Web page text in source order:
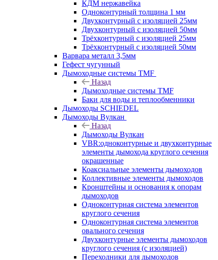
КДМ нержавейка
Одноконтурный толщина 1 мм
Двухконтурный с изоляцией 25мм
Двухконтурный с изоляцией 50мм
Трёхконтурный с изоляцией 25мм
Трёхконтурный с изоляцией 50мм
Варвара металл 3,5мм
Гефест чугунный
Дымоходные системы TMF
Назад
Дымоходные системы TMF
Баки для воды и теплообменники
Дымоходы SCHIEDEL
Дымоходы Вулкан
Назад
Дымоходы Вулкан
VBR:одноконтурные и двухконтурные
элементы дымохода круглого сечения
окрашенные
Коаксиальные элементы дымоходов
Коллективные элементы дымоходов
Кронштейны и основания к опорам
дымоходов
Одноконтурная система элементов
круглого сечения
Одноконтурная система элементов
овального сечения
Двухконтурные элементы дымоходов
круглого сечения (с изоляцией)
Переходники для дымоходов